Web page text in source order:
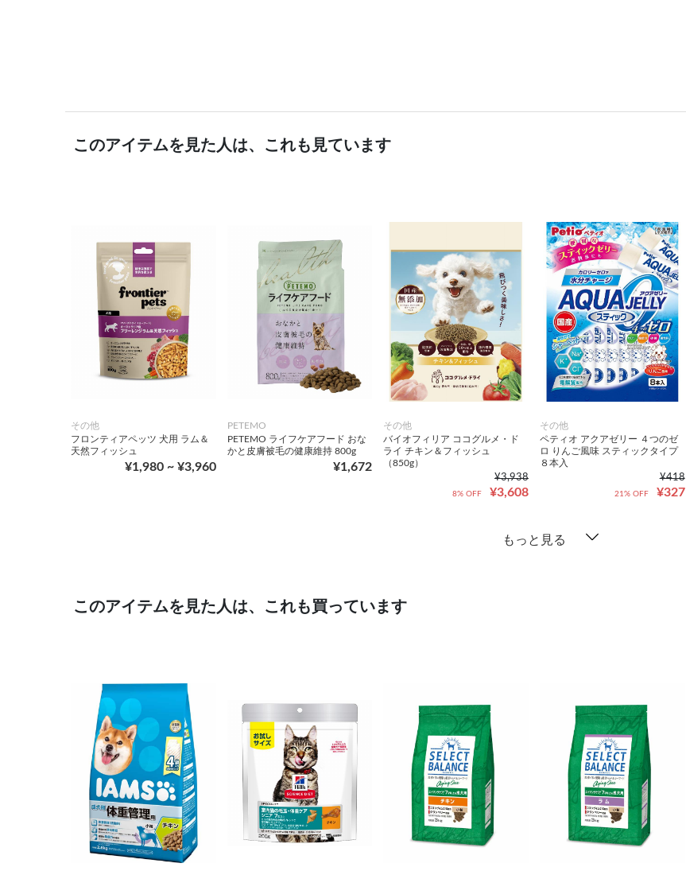
このアイテムを見た人は、これも見ています
その他
フロンティアペッツ 犬用 ラム＆
天然フィッシュ
¥1,980 ~ ¥3,960
PETEMO
PETEMO ライフケアフード おな
かと皮膚被毛の健康維持 800g
¥1,672
その他
バイオフィリア ココグルメ・ド
ライ チキン＆フィッシュ
（850g）
¥3,938
¥3,608
8% OFF
その他
ペティオ アクアゼリー ４つのゼ
ロ りんご風味 スティックタイプ
８本入
¥418
¥327
21% OFF
もっと見る
このアイテムを見た人は、これも買っています